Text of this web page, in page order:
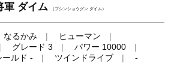
軍 ダイム （ブシンショウグン ダイム）
なるかみ
ヒューマン
グレード 3
パワー 10000
ールド - ツインドライブ -